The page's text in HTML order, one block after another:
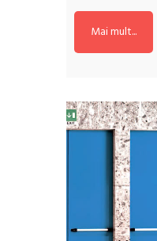
Mai mult...